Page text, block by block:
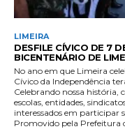
LIMEIRA
DESFILE CÍVICO DE 7
BICENTENÁRIO DE
No ano em que Limeira
Cívico da Independência
Celebrando nossa história,
escolas, entidades,
interessados em participar
Promovido pela Prefeitura